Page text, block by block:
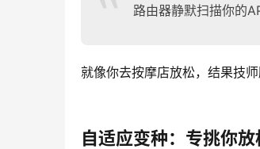
路由器静默扫描你的
就像你去按摩店放松，结果技
自适应变种：专挑你